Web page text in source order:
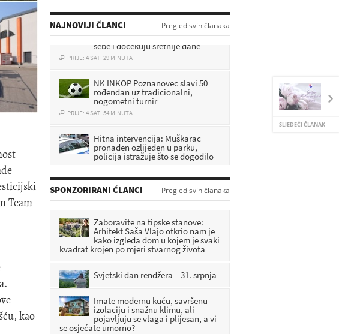
SLJEDEĆI ČLANAK
Team
kao
NAJNOVIJI ČLANCI Pregled svih članaka
Kao da se nebo otvorilo: 3 znaka
ovog vikenda ostavljaju brige iza
sebe i dočekuju sretnije dane
PRIJE: 4 SATI 29 MINUTA
rođendan uz tradicionalni,
nogometni turnir
PRIJE: 4 SATI 54 MINUTA
Hitna intervencija: Muškarac
pronađen ozlijeđen u parku,
policija istražuje što se dogodilo
PRIJE: 5 SATI 45 MINUTA
[FOTOGALERIJA] Oroslavje slavi
svoj dan: ‘Pred nama je još puno
posla. Obećavam samo jedno –
 PRIJE: 3 SATI 53 MINUTA
Nova tragedija u Zagorju: Jedna
 PRIJE: 4 SATI 20 MINUTA
SPONZORIRANI ČLANCI Pregled svih članaka
Zaboravite na tipske stanove:
Arhitekt Saša Vlajo otkrio nam je
kako izgleda dom u kojem je svaki
kvadrat krojen po mjeri stvarnog života
Svjetski dan rendžera – 31. srpnja
Imate modernu kuću, savršenu
izolaciju i snažnu klimu, ali
pojavljuju se vlaga i plijesan, a vi
se osjećate umorno?